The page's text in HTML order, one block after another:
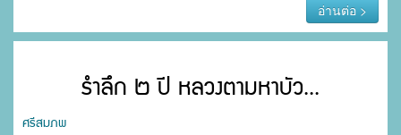
อ่านต่อ >
รำลึก ๒ ปี หลวงตามหาบัว...
ศรีสมภพ